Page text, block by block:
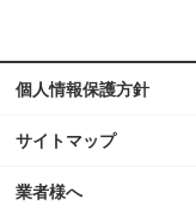
個人情報保護方針
サイトマップ
業者様へ